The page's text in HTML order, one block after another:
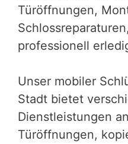
Türöffnungen,
professionell
Unser mobiler
Stadt bietet
Dienstleistungen
Türöffnungen,